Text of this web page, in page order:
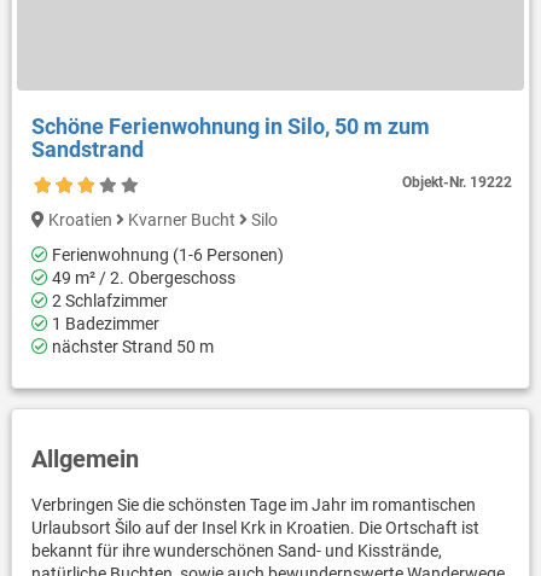
Schöne Ferienwohnung in Silo, 50 m zum
Sandstrand
Objekt-Nr. 19222
Kroatien Kvarner Bucht
Silo
Ferienwohnung (1-6 Personen)
49 m² / 2. Obergeschoss
2 Schlafzimmer
1 Badezimmer
nächster Strand 50 m
Allgemein
Verbringen Sie die schönsten Tage im Jahr im romantischen
Urlaubsort Šilo auf der Insel Krk in Kroatien. Die Ortschaft ist
bekannt für ihre wunderschönen Sand- und Kisstrände,